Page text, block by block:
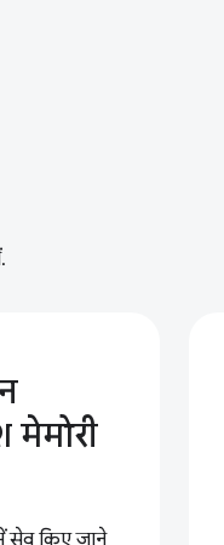
सेव किए जाने